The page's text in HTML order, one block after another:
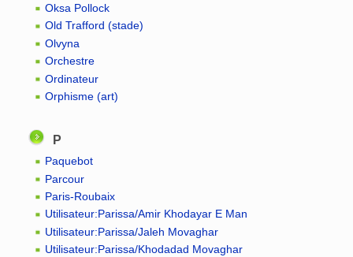
Oksa Pollock
Old Trafford (stade)
Olvyna
Orchestre
Ordinateur
Orphisme (art)
P
Paquebot
Parcour
Paris-Roubaix
Utilisateur:Parissa/Amir Khodayar E Man
Utilisateur:Parissa/Jaleh Movaghar
Utilisateur:Parissa/Khodadad Movaghar